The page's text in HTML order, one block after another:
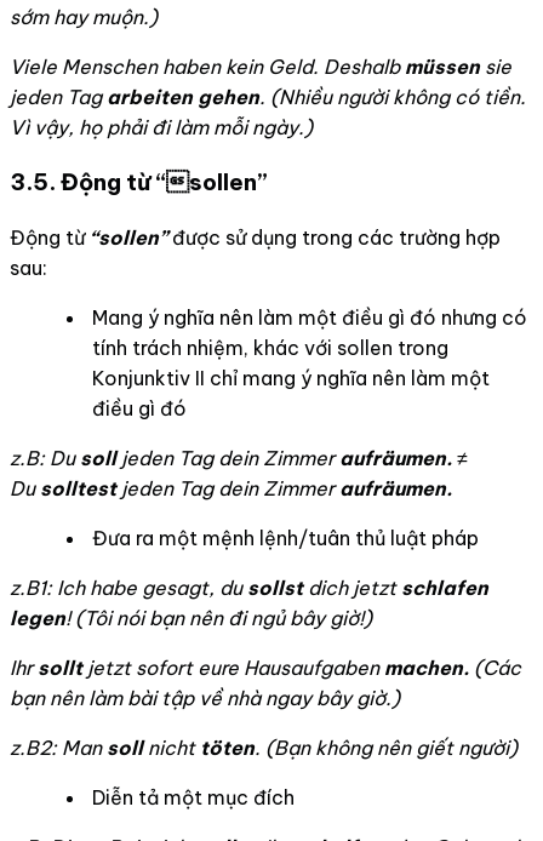
sớm hay muộn.)
Viele Menschen haben kein Geld. Deshalb müssensie
jeden Tagarbeiten gehen. (Nhiều người không có tiền.
Vì vậy, họ phải đi làm mỗi ngày.)
3.5. Động từ “sollen”
Động từ“sollen”được sử dụng trong các trường hợp
sau:
Mang ý nghĩa nên làm một điều gì đó nhưng có
tính trách nhiệm, khác với sollen trong
Konjunktiv II chỉ mang ý nghĩa nên làm một
điều gì đó
z.B: Du solljeden Tag dein Zimmeraufräumen. ≠
Du solltestjeden Tag dein Zimmeraufräumen.
Đưa ra một mệnh lệnh/tuân thủ luật pháp
z.B1: Ich habe gesagt, du sollstdich jetzt schlafen
legen! (Tôi nói bạn nên đi ngủ bây giờ!)
Ihrsolltjetzt sofort eure Hausaufgaben machen. (Các
bạn nên làm bài tập về nhà ngay bây giờ.)
z.B2: Man sollnicht töten. (Bạn không nên giết người)
Diễn tả một mục đích